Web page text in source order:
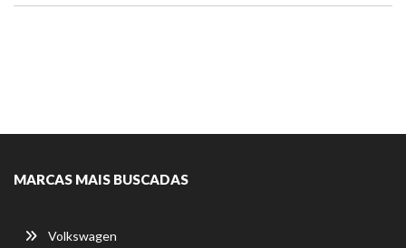
MARCAS MAIS BUSCADAS
Volkswagen